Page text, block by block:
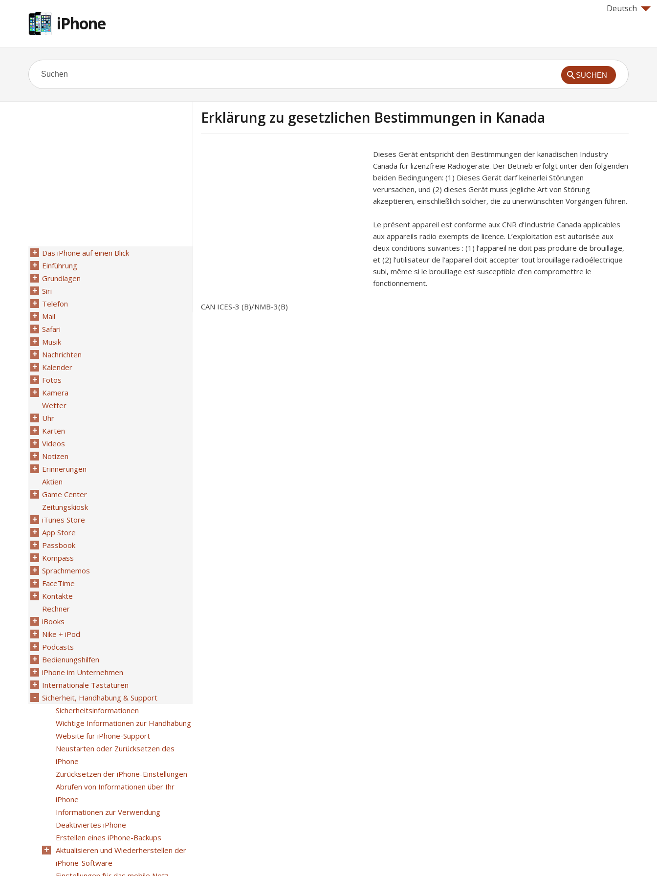
Deutsch
iPhone
SUCHEN
Erklärung zu gesetzlichen Bestimmungen in Kanada
Dieses Gerät entspricht den Bestimmungen der kanadischen Industry
Canada für lizenzfreie Radiogeräte. Der Betrieb erfolgt unter den folgenden
beiden Bedingungen: (1) Dieses Gerät darf keinerlei Störungen
verursachen, und (2) dieses Gerät muss jegliche Art von Störung
akzeptieren, einschließlich solcher, die zu unerwünschten Vorgängen führen.
Le présent appareil est conforme aux CNR d’Industrie Canada applicables
aux appareils radio exempts de licence. L’exploitation est autorisée aux
deux conditions suivantes : (1) l’appareil ne doit pas produire de brouillage,
et (2) l’utilisateur de l’appareil doit accepter tout brouillage radioélectrique
subi, même si le brouillage est susceptible d’en compromettre le
fonctionnement.
CAN ICES-3 (B)/NMB-3(B)
Das iPhone auf einen Blick
Einführung
Grundlagen
Siri
Telefon
Mail
Safari
Musik
Nachrichten
Kalender
Fotos
Kamera
Wetter
Uhr
Karten
Videos
Notizen
Erinnerungen
Aktien
Game Center
Zeitungskiosk
iTunes Store
App Store
Passbook
Kompass
Sprachmemos
FaceTime
Kontakte
Rechner
iBooks
Nike + iPod
Podcasts
Bedienungshilfen
iPhone im Unternehmen
Internationale Tastaturen
Sicherheit, Handhabung & Support
Sicherheitsinformationen
Wichtige Informationen zur Handhabung
Website für iPhone-Support
Neustarten oder Zurücksetzen des
iPhone
Zurücksetzen der iPhone-Einstellungen
Abrufen von Informationen über Ihr
iPhone
Informationen zur Verwendung
Deaktiviertes iPhone
Erstellen eines iPhone-Backups
Aktualisieren und Wiederherstellen der
iPhone-Software